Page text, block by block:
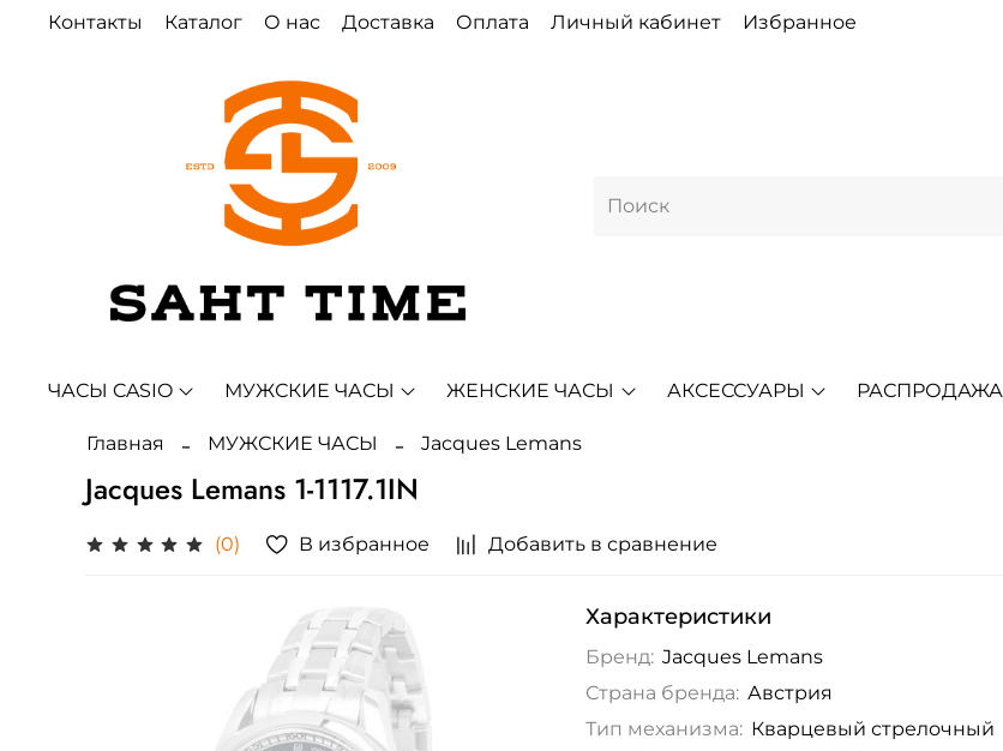
Контакты Каталог О нас Доставка Оплата Личный кабинет Избранное
ЧАСЫ CASIO МУЖСКИЕ ЧАСЫ ЖЕНСКИЕ ЧАСЫ АКСЕССУАРЫ РАСПРОДАЖА
Главная МУЖСКИЕ ЧАСЫ Jacques Lemans
Jacques Lemans 1-1117.1IN
(0) В избранное Добавить в сравнение
Характеристики
Бренд: Jacques Lemans
Страна бренда: Австрия
Тип механизма: Кварцевый стрелочный